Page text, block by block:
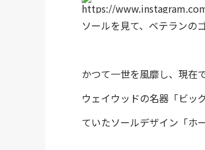
https://
ソールを見て、ベテランの
かつて一世を風靡し、現在
ウェイウッドの名器「ビッ
ていたソールデザイン「ホ